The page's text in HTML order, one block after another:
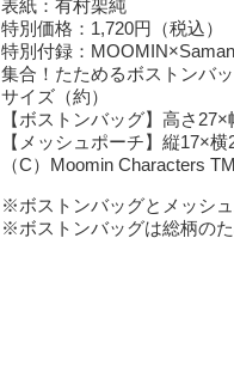
表紙：有村架純
特別価格：1,720円（税込）
特別付録：
集合！たためるボストンバ
サイズ（約）
【ボストンバッグ】高さ
【メッシュポーチ】縦17×横
（C）Moomin Characters TM
※ボストンバッグとメッシ
※ボストンバッグは総柄の